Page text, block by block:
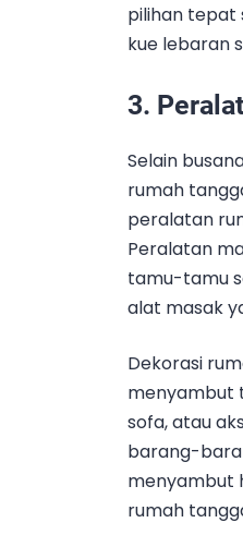
pilihan tepat
kue lebaran
3.
Selain
rumah
peralatan
Peralatan
tamu-tamu
alat masak
Dekorasi
menyambut
sofa, atau
barang-
menyambut
rumah